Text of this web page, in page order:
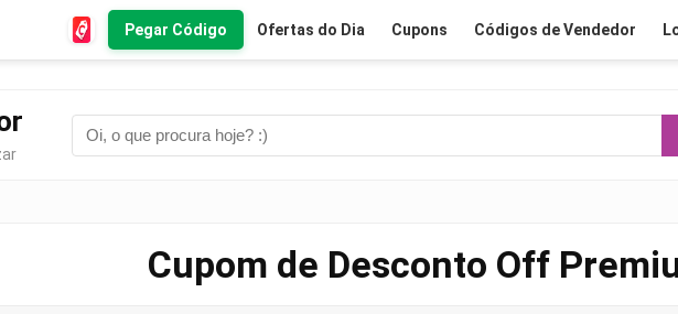
Pegar Código Ofertas do Dia Cupons Códigos de Vendedor
Cupom de Desconto Off